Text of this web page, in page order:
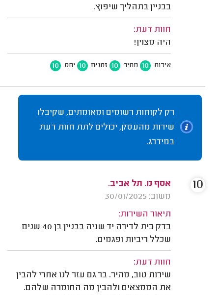
בבניין בתהליך שיפוץ.
חוות דעת:
היה מצוין!
איכות 10 מחיר 10 זמנים 10 יחס 10
רק לקוחות רשומים ומאומתים, שקיבלו
שירות מהעסק, יכולים לתת חוות דעת
במידרג.
אסף מ. תל אביב.
משוב: 30/01/2025
תיאור השירות:
בדק בית לדירה יד שניה בבניין בן 40 שנים
שכלל ריביות ופגמים.
חוות דעת:
שירות טוב, מהיר. בר גם עזר לנו אחרי להבין
את הממצאים ולהבין מה החומרה שלהם.
10